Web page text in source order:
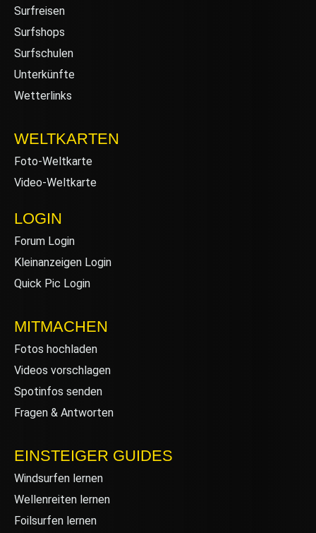
Surfreisen
Surfshops
Surfschulen
Unterkünfte
Wetterlinks
WELTKARTEN
Foto-Weltkarte
Video-Weltkarte
LOGIN
Forum Login
Kleinanzeigen Login
Quick Pic Login
MITMACHEN
Fotos hochladen
Videos vorschlagen
Spotinfos senden
Fragen & Antworten
EINSTEIGER GUIDES
Windsurfen lernen
Wellenreiten lernen
Foilsurfen lernen